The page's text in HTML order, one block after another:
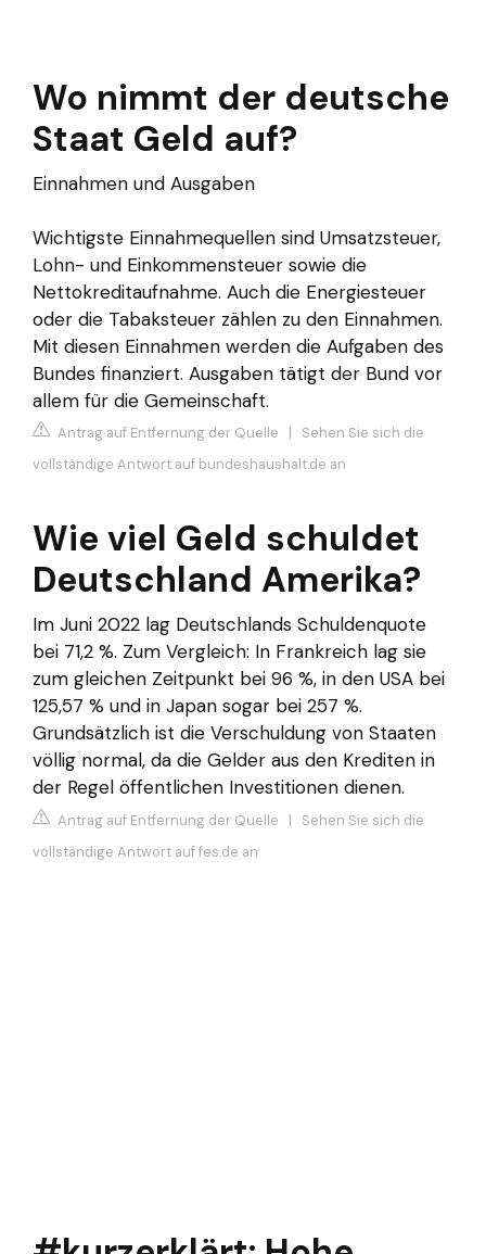
Wo nimmt der deutsche
Staat Geld auf?
Einnahmen und Ausgaben
Wichtigste Einnahmequellen sind Umsatzsteuer,
Lohn- und Einkommensteuer sowie die
Nettokreditaufnahme. Auch die Energiesteuer
oder die Tabaksteuer zählen zu den Einnahmen.
Mit diesen Einnahmen werden die Aufgaben des
Bundes finanziert. Ausgaben tätigt der Bund vor
allem für die Gemeinschaft.
Antrag auf Entfernung der Quelle | Sehen Sie sich die
vollständige Antwort auf bundeshaushalt.de an
Wie viel Geld schuldet
Deutschland Amerika?
Im Juni 2022 lag Deutschlands Schuldenquote
bei 71,2 %. Zum Vergleich: In Frankreich lag sie
zum gleichen Zeitpunkt bei 96 %, in den USA bei
125,57 % und in Japan sogar bei 257 %.
Grundsätzlich ist die Verschuldung von Staaten
völlig normal, da die Gelder aus den Krediten in
der Regel öffentlichen Investitionen dienen.
Antrag auf Entfernung der Quelle | Sehen Sie sich die
vollständige Antwort auf fes.de an